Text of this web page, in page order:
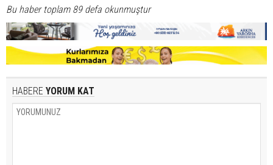
Bu haber toplam 89 defa okunmuştur
HABERE YORUM KAT